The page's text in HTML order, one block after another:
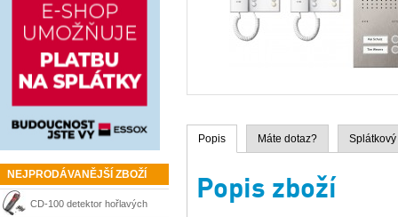
NEJPRODÁVANĚJŠÍ ZBOŽÍ
CD-100 detektor hořlavých
Popis Máte dotaz?
Popis zboží